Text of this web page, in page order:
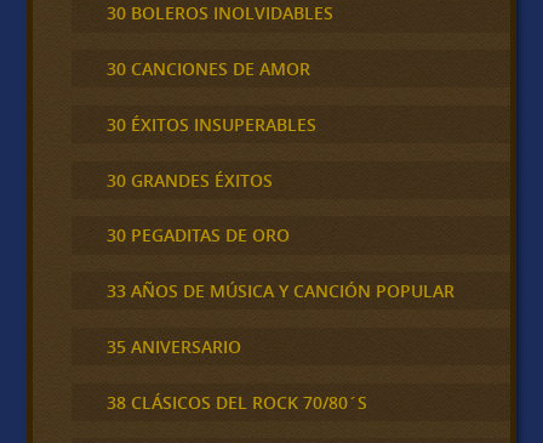
30 BOLEROS INOLVIDABLES
30 CANCIONES DE AMOR
30 ÉXITOS INSUPERABLES
30 GRANDES ÉXITOS
30 PEGADITAS DE ORO
33 AÑOS DE MÚSICA Y CANCIÓN POPULAR
35 ANIVERSARIO
38 CLÁSICOS DEL ROCK 70/80´S